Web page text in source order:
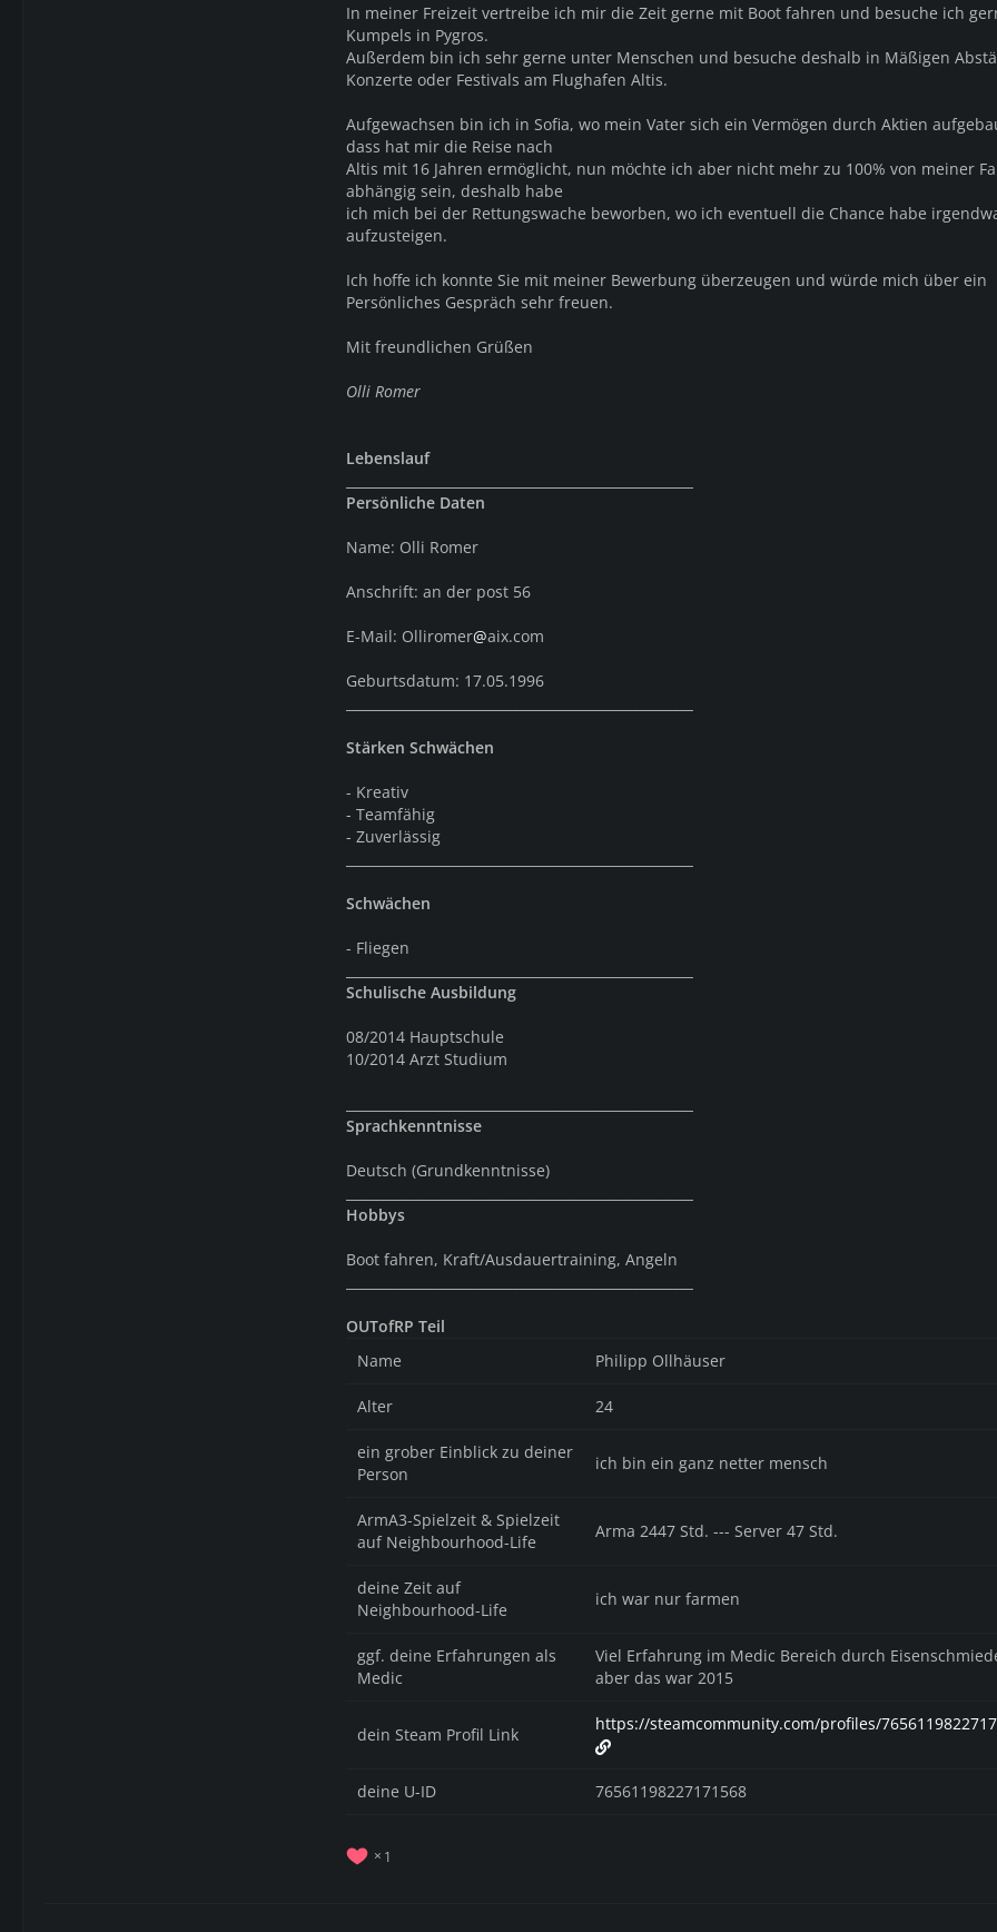
In meiner Freizeit vertreibe ich mir die Zeit gerne mit Boot fahren und besuche ich
Kumpels in Pygros.
Außerdem bin ich sehr gerne unter Menschen und besuche deshalb in Mäßigen
Konzerte oder Festivals am Flughafen Altis.
Aufgewachsen bin ich in Sofia, wo mein Vater sich ein Vermögen durch Aktien
dass hat mir die Reise nach
Altis mit 16 Jahren ermöglicht, nun möchte ich aber nicht mehr zu 100% von meiner
abhängig sein, deshalb habe
ich mich bei der Rettungswache beworben, wo ich eventuell die Chance habe
aufzusteigen.
Ich hoffe ich konnte Sie mit meiner Bewerbung überzeugen und würde mich über ein
Persönliches Gespräch sehr freuen.
Mit freundlichen Grüßen
Olli Romer
Lebenslauf
Persönliche Daten
Name: Olli Romer
Anschrift: an der post 56
E-Mail: Olliromer@aix.com
Geburtsdatum: 17.05.1996
Stärken Schwächen
- Kreativ
- Teamfähig
- Zuverlässig
Schwächen
- Fliegen
Schulische Ausbildung
08/2014 Hauptschule
10/2014 Arzt Studium
Sprachkenntnisse
Deutsch (Grundkenntnisse)
Hobbys
Boot fahren, Kraft/Ausdauertraining, Angeln
OUTofRP Teil
Name
Philipp Ollhäuser
Alter 24
ein grober Einblick zu deiner
Person
ich bin ein ganz netter mensch
ArmA3-Spielzeit & Spielzeit
auf Neighbourhood-Life
Arma 2447 Std. --- Server 47 Std.
deine Zeit auf
Neighbourhood-Life
ich war nur farmen
ggf. deine Erfahrungen als
Medic
Viel Erfahrung im Medic Bereich durch
aber das war 2015
dein Steam Profil Link
https://steamcommunity.com/profiles/
deine U-ID 76561198227171568
1